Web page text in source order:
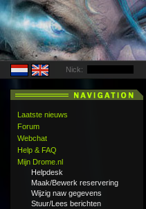
Nick:
Laatste nieuws
Forum
Webchat
Help & FAQ
Mijn Drome.nl
Helpdesk
Maak/Bewerk reservering
Wijzig naw gegevens
Stuur/Lees berichten